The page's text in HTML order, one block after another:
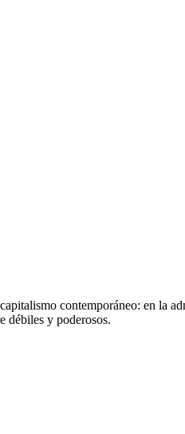
contemporáneo: en
débiles y poderosos.